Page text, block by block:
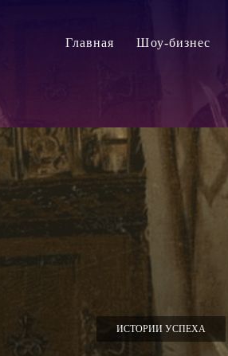
Главная Шоу-бизнес
ИСТОРИИ УСПЕХА